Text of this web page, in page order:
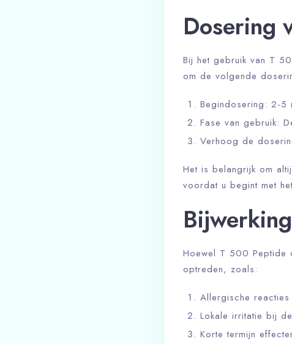
Dosering
Bij het gebruik van T
om de volgende
Begindosering: 2-5
Fase van gebruik:
Verhoog de
Het is belangrijk om
voordat u begint met
Hoewel T 500 Peptide
optreden, zoals:
Allergische
Lokale irritatie bij
Korte termijn